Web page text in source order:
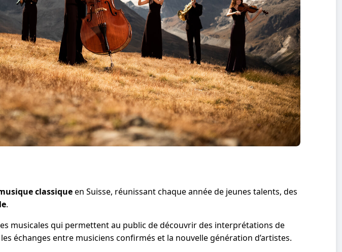
classiqueen Suisse, réunissant chaque année de jeunes talents, des
.
musicales qui permettent au public de découvrir des interprétations de
échanges entre musiciens confirmés et la nouvelle génération d’artistes.